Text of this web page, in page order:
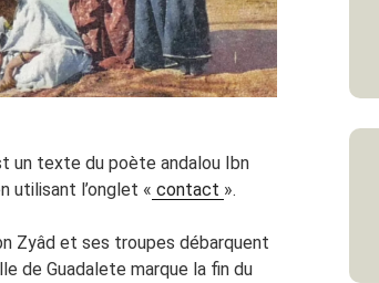
un texte du poète andalou Ibn
utilisant l’onglet « contact ».
Zyâd et ses troupes débarquent
de Guadalete marque la fin du